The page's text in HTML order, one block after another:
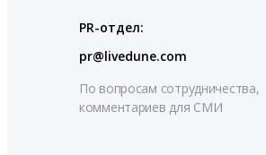
PR-отдел:
pr@livedune.com
По вопросам сотрудничества,
комментариев для СМИ